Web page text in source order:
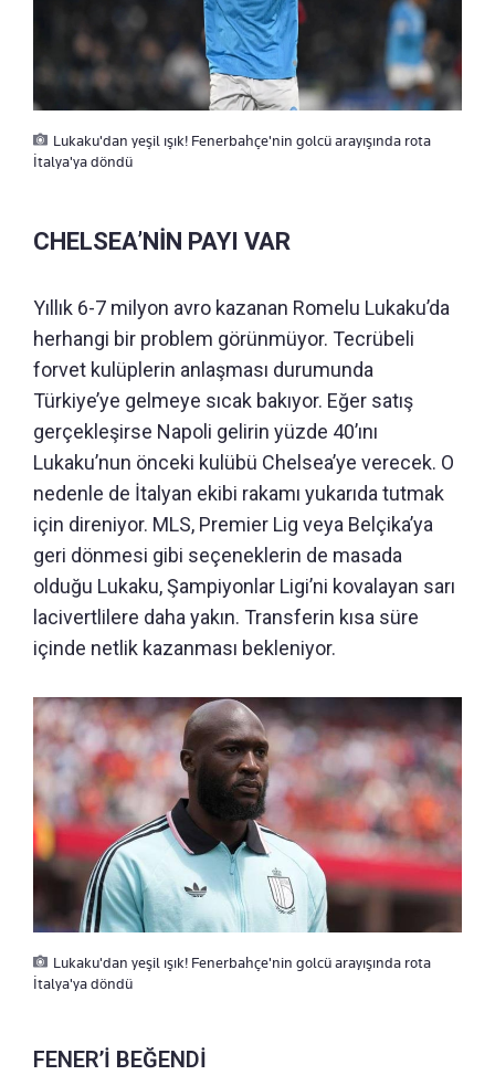
Lukaku'dan yeşil ışık! Fenerbahçe'nin golcü arayışında rota
İtalya'ya döndü
CHELSEA’NİN PAYI VAR
Yıllık 6-7 milyon avro kazanan Romelu Lukaku’da
herhangi bir problem görünmüyor. Tecrübeli
forvet kulüplerin anlaşması durumunda
Türkiye’ye gelmeye sıcak bakıyor. Eğer satış
gerçekleşirse Napoli gelirin yüzde 40’ını
Lukaku’nun önceki kulübü Chelsea’ye verecek. O
nedenle de İtalyan ekibi rakamı yukarıda tutmak
için direniyor. MLS, Premier Lig veya Belçika’ya
geri dönmesi gibi seçeneklerin de masada
olduğu Lukaku, Şampiyonlar Ligi’ni kovalayan sarı
lacivertlilere daha yakın. Transferin kısa süre
içinde netlik kazanması bekleniyor.
Lukaku'dan yeşil ışık! Fenerbahçe'nin golcü arayışında rota
İtalya'ya döndü
FENER’İ BEĞENDİ